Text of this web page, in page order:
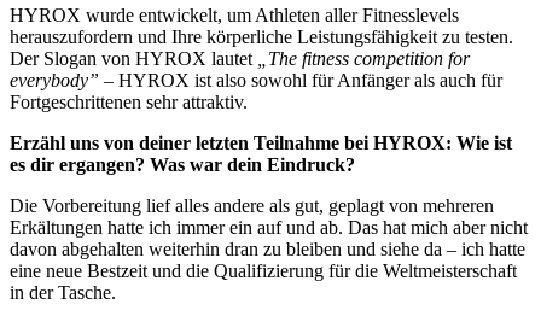
HYROX wurde entwickelt, um Athleten aller Fitnesslevels
herauszufordern und Ihre körperliche Leistungsfähigkeit zu testen.
Der Slogan von HYROX lautet
„The fitness competition for
everybody” – HYROX ist also sowohl für Anfänger als auch für
Fortgeschrittenen sehr attraktiv.
Erzähl uns von deiner letzten Teilnahme bei HYROX: Wie ist
es dir ergangen? Was war dein Eindruck?
Die Vorbereitung lief alles andere als gut, geplagt von mehreren
Erkältungen hatte ich immer ein auf und ab. Das hat mich aber nicht
davon abgehalten weiterhin dran zu bleiben und siehe da – ich hatte
eine neue Bestzeit und die Qualifizierung für die Weltmeisterschaft
in der Tasche.